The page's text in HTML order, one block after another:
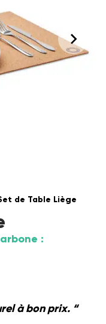
de Table Liège
:
à bon prix. “